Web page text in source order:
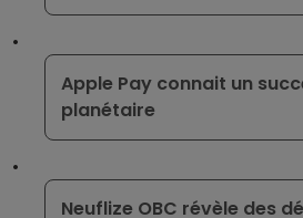
Apple Pay connait un
planétaire
Neuflize OBC révèle des